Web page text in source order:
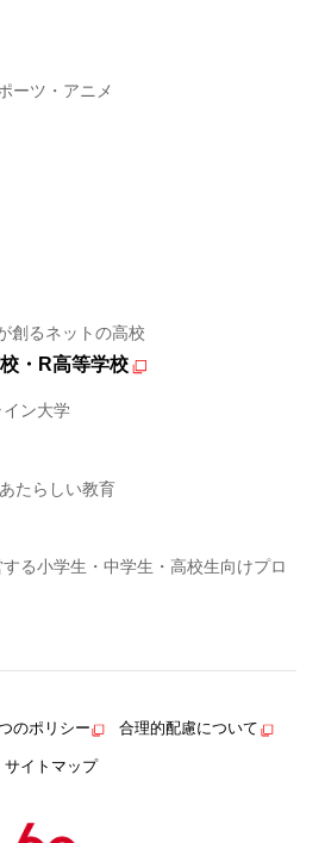
ーツ・アニメ
創るネットの高校
・R高等学校
ン大学
たらしい教育
る小学生・中学生・高校生向けプロ
のポリシー 合理的配慮について
サイトマップ